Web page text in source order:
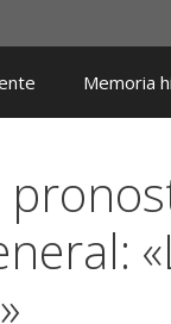
Memoria